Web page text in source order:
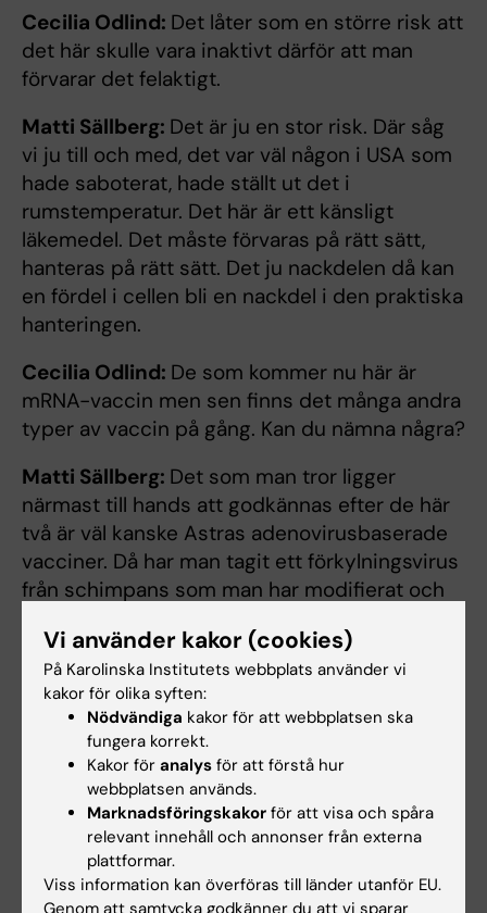
Cecilia Odlind: Det låter som en större risk att
det här skulle vara inaktivt därför att man
förvarar det felaktigt.
Matti Sällberg: Det är ju en stor risk. Där såg
vi ju till och med, det var väl någon i USA som
hade saboterat, hade ställt ut det i
rumstemperatur. Det här är ett känsligt
läkemedel. Det måste förvaras på rätt sätt,
hanteras på rätt sätt. Det ju nackdelen då kan
en fördel i cellen bli en nackdel i den praktiska
hanteringen.
Cecilia Odlind: De som kommer nu här är
mRNA-vaccin men sen finns det många andra
typer av vaccin på gång. Kan du nämna några?
Matti Sällberg: Det som man tror ligger
närmast till hands att godkännas efter de här
två är väl kanske Astras adenovirusbaserade
vacciner. Då har man tagit ett förkylningsvirus
från schimpans som man har modifierat och
Moderna och Pfizer BioNTech använder. Men
man har satt in den i det här förkylningviruset
och förkylningsviruset fungerar som det
paketet som levererar in den här genen till
våra celler och sedan produceras det i våra
celler. Tekniken är väldigt lika men det är ändå
vissa skillnader och där har ju då den här
Astra-teknologin eller med adenovirus har ju
den fördelen att den kan förvaras i +4. Den
behöver inte vara fryst. Nackdelen är att för
Vi använder kakor (cookies)
På Karolinska Institutets webbplats använder vi
kakor för olika syften:
Nödvändiga kakor för att webbplatsen ska
fungera korrekt.
Kakor för analys för att förstå hur
webbplatsen används.
Marknadsföringskakor för att visa och spåra
relevant innehåll och annonser från externa
plattformar.
Viss information kan överföras till länder utanför EU.
Genom att samtycka godkänner du att vi sparar